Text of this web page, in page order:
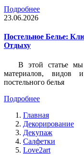
Подробнее
23.06.2026
Постельное Белье:
Отдыху
В этой статье мы
материалов, видов
постельного белья
Подробнее
Главная
Декорирование
Декупаж
Салфетки
Love2art